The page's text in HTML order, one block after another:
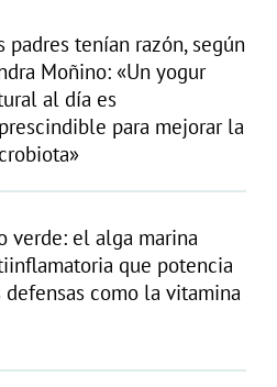
padres tenían razón, según
Moñino: «Un yogur
al día es
para mejorar la
verde: el alga marina
que potencia
defensas como la vitamina